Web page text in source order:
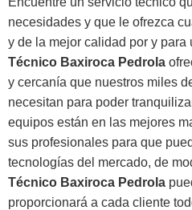
necesidades y que le ofrezca
y de la mejor calidad por y para
Técnico Baxiroca Pedrola
y cercanía que nuestros miles
necesitan para poder
equipos están en las mejores
sus profesionales para que
tecnologías del mercado, de
Técnico Baxiroca Pedrola
proporcionará a cada cliente